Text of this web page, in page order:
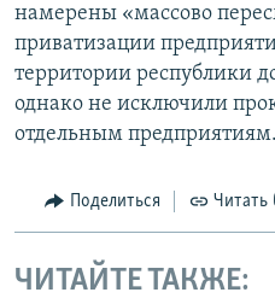
намерены «массово
приватизации
территории республики
однако не исключили
отдельным предприятиям.
Поделиться Читать
ЧИТАЙТЕ ТАКЖЕ: